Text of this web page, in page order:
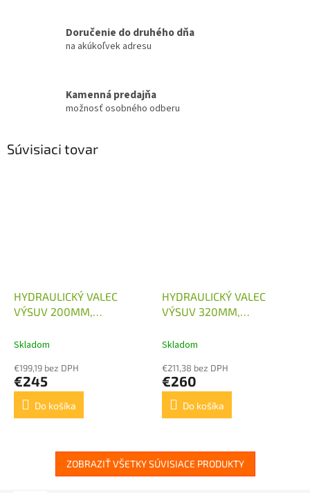
Doručenie do druhého dňa
na akúkoľvek adresu
Kamenná predajňa
možnosť osobného odberu
Súvisiaci tovar
HYDRAULICKÝ VALEC
VÝSUV 200MM,
Skladom
€199,19 bez DPH
€245
Do košíka
HYDRAULICKÝ VALEC
VÝSUV 320MM,
Skladom
€211,38 bez DPH
€260
Do košíka
ZOBRAZIŤ VŠETKY SÚVISIACE PRODUKTY